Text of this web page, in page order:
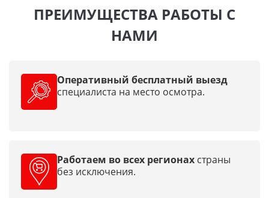
ПРЕИМУЩЕСТВА РАБОТЫ С
НАМИ
Оперативный бесплатный выезд
специалиста на место осмотра.
Работаем во всех регионах страны
без исключения.